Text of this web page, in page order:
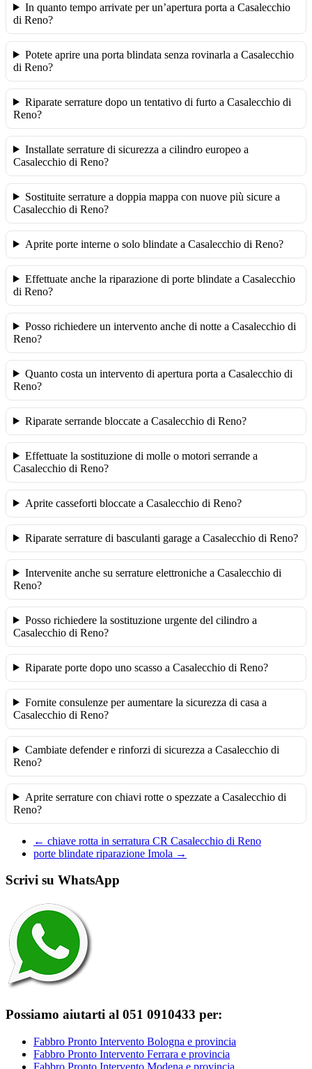
In quanto tempo arrivate per un’apertura porta a Casalecchio
di Reno?
Potete aprire una porta blindata senza rovinarla a Casalecchio
di Reno?
Riparate serrature dopo un tentativo di furto a Casalecchio di
Reno?
Installate serrature di sicurezza a cilindro europeo a
Casalecchio di Reno?
Sostituite serrature a doppia mappa con nuove più sicure a
Casalecchio di Reno?
Aprite porte interne o solo blindate a Casalecchio di Reno?
Effettuate anche la riparazione di porte blindate a Casalecchio
di Reno?
Posso richiedere un intervento anche di notte a Casalecchio di
Reno?
Quanto costa un intervento di apertura porta a Casalecchio di
Reno?
Riparate serrande bloccate a Casalecchio di Reno?
Effettuate la sostituzione di molle o motori serrande a
Casalecchio di Reno?
Aprite casseforti bloccate a Casalecchio di Reno?
Riparate serrature di basculanti garage a Casalecchio di Reno?
Intervenite anche su serrature elettroniche a Casalecchio di
Reno?
Posso richiedere la sostituzione urgente del cilindro a
Casalecchio di Reno?
Riparate porte dopo uno scasso a Casalecchio di Reno?
Fornite consulenze per aumentare la sicurezza di casa a
Casalecchio di Reno?
Cambiate defender e rinforzi di sicurezza a Casalecchio di
Reno?
Aprite serrature con chiavi rotte o spezzate a Casalecchio di
Reno?
← chiave rotta in serratura CR Casalecchio di Reno
porte blindate riparazione Imola →
Scrivi su WhatsApp
Possiamo aiutarti al 051 0910433 per:
Fabbro Pronto Intervento Bologna e provincia
Fabbro Pronto Intervento Ferrara e provincia
Fabbro Pronto Intervento Modena e provincia